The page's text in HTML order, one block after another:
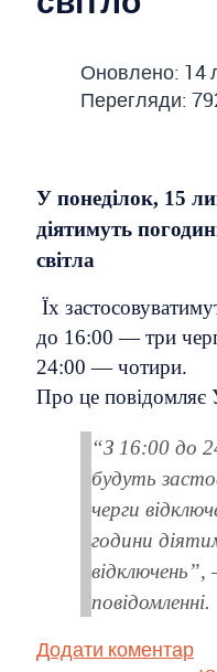
Оновлено: 14
Перегляди:
У понеділок, 15
діятимуть
світла
Їх
до 16:00 — три
24:00 — чотири.
Про це повідомляє
“З 16:00 до
будуть
черги
години
повідомленні.
Додати коментар